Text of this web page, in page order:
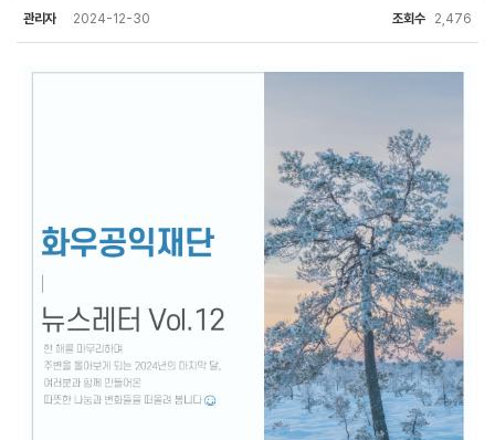
관리자 2024-12-30 조회수 2,476